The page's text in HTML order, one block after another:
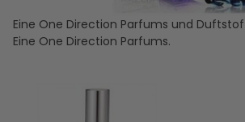
Eine One Direction Parfums und
Eine One Direction Parfums.